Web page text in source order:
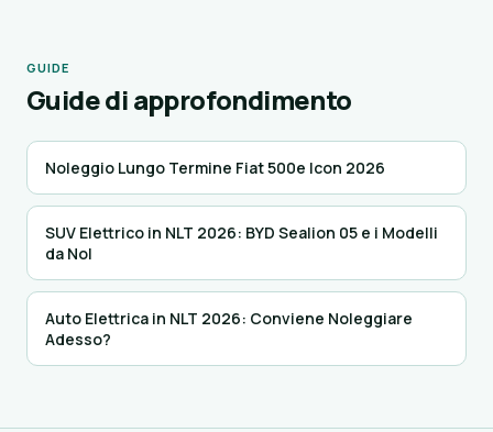
GUIDE
Guide di approfondimento
Noleggio Lungo Termine Fiat 500e Icon 2026
SUV Elettrico in NLT 2026: BYD Sealion 05 e i Modelli
da Nol
Auto Elettrica in NLT 2026: Conviene Noleggiare
Adesso?